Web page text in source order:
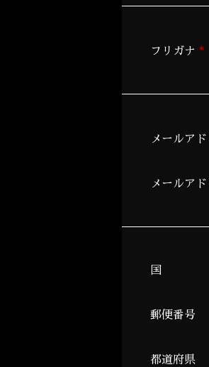
フリガナ *
メールアド
メールア
国
郵便番号
都道府県